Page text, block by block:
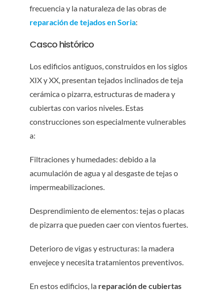
frecuencia y la naturaleza de las obras de
reparación de tejados en Soria:
Casco histórico
Los edificios antiguos, construidos en los siglos
XIX y XX, presentan tejados inclinados de teja
cerámica o pizarra, estructuras de madera y
cubiertas con varios niveles. Estas
construcciones son especialmente vulnerables
a:
Filtraciones y humedades: debido a la
acumulación de agua y al desgaste de tejas o
impermeabilizaciones.
Desprendimiento de elementos: tejas o placas
de pizarra que pueden caer con vientos fuertes.
Deterioro de vigas y estructuras: la madera
envejece y necesita tratamientos preventivos.
En estos edificios, la reparación de cubiertas